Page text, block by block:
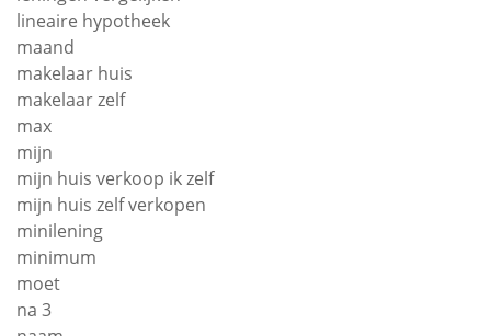
lineaire hypotheek
maand
makelaar huis
makelaar zelf
max
mijn
mijn huis verkoop ik zelf
mijn huis zelf verkopen
minilening
minimum
moet
na 3